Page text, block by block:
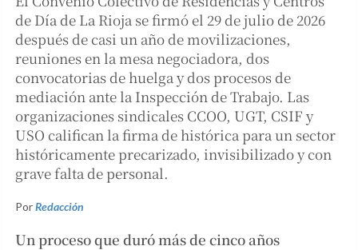
de Día de La Rioja se firmó el 29 de julio de 2026
después de casi un año de movilizaciones,
reuniones en la mesa negociadora, dos
convocatorias de huelga y dos procesos de
mediación ante la Inspección de Trabajo. Las
organizaciones sindicales CCOO, UGT, CSIF y
USO califican la firma de histórica para un sector
históricamente precarizado, invisibilizado y con
grave falta de personal.
PorRedacción
Un proceso que duró más de cinco años